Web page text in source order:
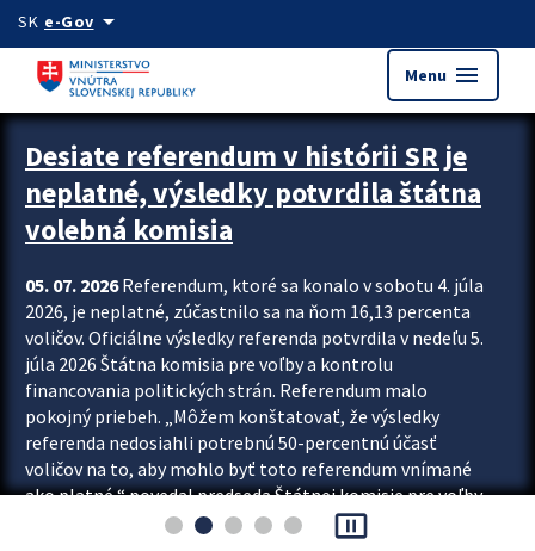
Preskocit na hlavný obsah
SK e-Govarrow_drop_down
Menu menu
Zastavit automatický posun upútavok
Desiate referendum v histórii SR je
neplatné, výsledky potvrdila štátna
volebná komisia
05. 07. 2026Referendum, ktoré sa konalo v sobotu 4. júla
2026, je neplatné, zúčastnilo sa na ňom 16,13 percenta
voličov. Oficiálne výsledky referenda potvrdila v nedeľu 5.
júla 2026 Štátna komisia pre voľby a kontrolu
financovania politických strán. Referendum malo
pokojný priebeh. „Môžem konštatovať, že výsledky
referenda nedosiahli potrebnú 50-percentnú účasť
voličov na to, aby mohlo byť toto referendum vnímané
ako platné,“ povedal predseda Štátnej komisie pre voľby
a kontrolu financovania politických...
pause_presentation